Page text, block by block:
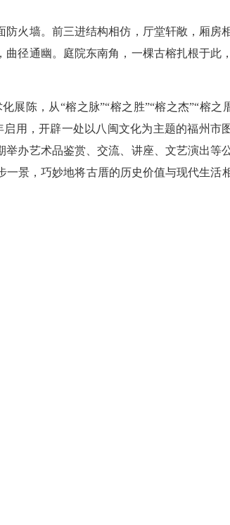
火墙。前三进结构相仿，厅堂轩敞，厢房
径通幽。庭院东南角，一棵古榕扎根于此
陈，从“榕之脉”“榕之胜”“榕之杰”“榕之
用，开辟一处以八闽文化为主题的福州市
办艺术品鉴赏、交流、讲座、文艺演出等
景，巧妙地将古厝的历史价值与现代生活